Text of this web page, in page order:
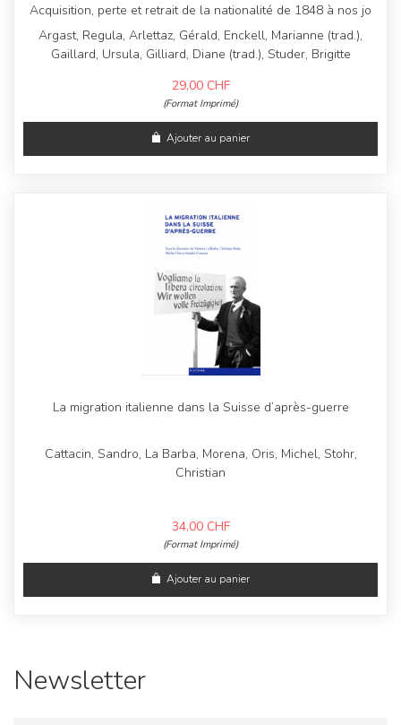
Acquisition, perte et retrait de la nationalité de 1848 à nos jo
Argast, Regula, Arlettaz, Gérald, Enckell, Marianne (trad.),
Gaillard, Ursula, Gilliard, Diane (trad.), Studer, Brigitte
29,00 CHF
(Format Imprimé)
Ajouter au panier
La migration italienne dans la Suisse d’après-guerre
Cattacin, Sandro, La Barba, Morena, Oris, Michel, Stohr,
Christian
34,00 CHF
(Format Imprimé)
Ajouter au panier
Newsletter